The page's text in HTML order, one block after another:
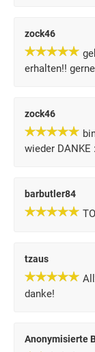
zock46
erhalten!!
zock46
wieder DANKE
barbutler84
tzaus
danke!
Anonymisierte